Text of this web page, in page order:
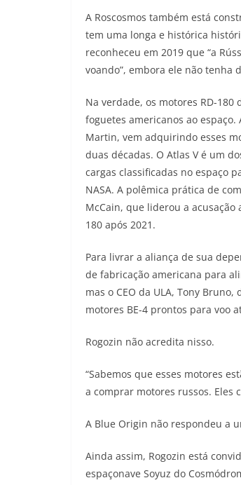
A Roscosmos também está
tem uma longa e histórica
reconheceu em 2019 que “a
voando”, embora ele não tenha
Na verdade, os motores RD-
foguetes americanos ao
Martin, vem adquirindo esses
duas décadas. O Atlas V é um
cargas classificadas no espaço
NASA. A polêmica prática de
McCain, que liderou a
180 após 2021.
Para livrar a aliança de sua
de fabricação americana para
mas o CEO da ULA, Tony
motores BE-4 prontos para voo
Rogozin não acredita nisso.
“Sabemos que esses motores
a comprar motores russos. Eles
A Blue Origin não respondeu a
Ainda assim, Rogozin está
espaçonave Soyuz do